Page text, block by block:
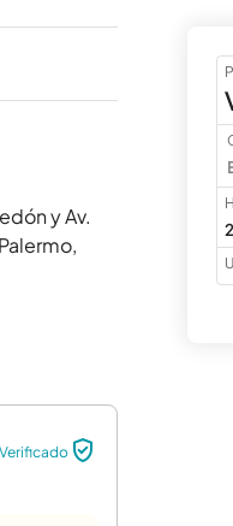
y Av.
Verificado